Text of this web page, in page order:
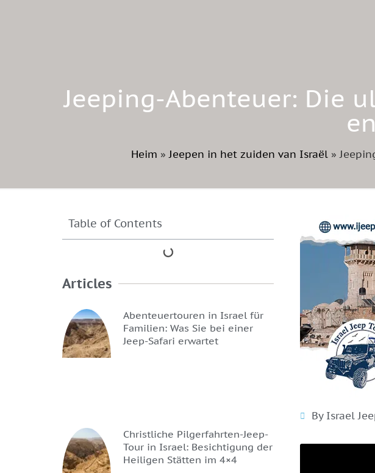
Jeeping-Abenteuer: Die
Heim »Jeepen in het zuiden van Israël»
Table of Contents
Articles
Abenteuertouren in Israel für
Familien: Was Sie bei einer
Jeep-Safari erwartet
Christliche Pilgerfahrten-Jeep-
Tour in Israel: Besichtigung der
Heiligen Stätten im 4×4
By Israel